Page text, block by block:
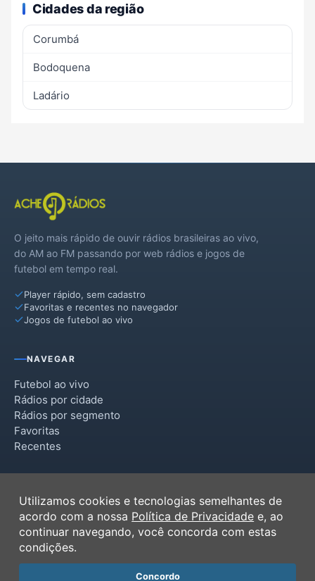
Cidades da região
Corumbá
Bodoquena
Ladário
O jeito mais rápido de ouvir rádios brasileiras ao vivo,
do AM ao FM passando por web rádios e jogos de
futebol em tempo real.
Player rápido, sem cadastro
Favoritas e recentes no navegador
Jogos de futebol ao vivo
NAVEGAR
Futebol ao vivo
Rádios por cidade
Rádios por segmento
Favoritas
Recentes
Termos de Uso
Política de Privacidade
Ferramentas
Contato
Utilizamos cookies e tecnologias semelhantes de
acordo com a nossa Política de Privacidade e, ao
continuar navegando, você concorda com estas
condições.
Concordo